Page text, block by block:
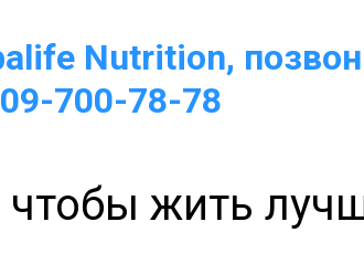
Nutrition,
700-78-78
чтобы жить